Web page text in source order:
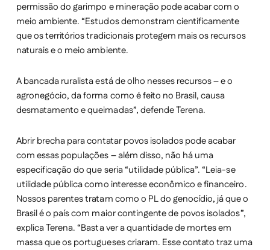
permissão do garimpo e mineração pode acabar com o
meio ambiente. “Estudos demonstram cientificamente
que os territórios tradicionais protegem mais os recursos
naturais e o meio ambiente.
A bancada ruralista está de olho nesses recursos – e o
agronegócio, da forma como é feito no Brasil, causa
desmatamento e queimadas”, defende Terena.
Abrir brecha para contatar povos isolados pode acabar
com essas populações – além disso, não há uma
especificação do que seria “utilidade pública”. “Leia-se
utilidade pública como interesse econômico e financeiro.
Nossos parentes tratam como o PL do genocídio, já que o
Brasil é o país com maior contingente de povos isolados”,
explica Terena. “Basta ver a quantidade de mortes em
massa que os portugueses criaram. Esse contato traz uma